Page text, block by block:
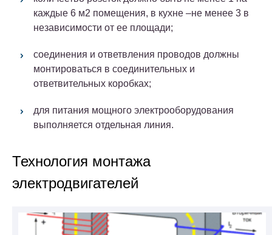
каждые 6 м2 помещения, в кухне –не менее 3 в
независимости от ее площади;
соединения и ответвления проводов должны
монтироваться в соединительных и
ответвительных коробках;
для питания мощного электрооборудования
выполняется отдельная линия.
Технология монтажа
электродвигателей